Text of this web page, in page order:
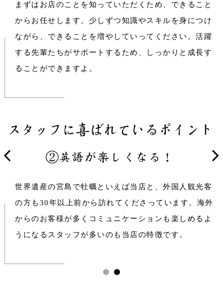
まずはお店のことを知っていただくため、できること
からお任せします。少しずつ知識やスキルを身につけ
ながら、できることを増やしていってください。活躍
する先輩たちがサポートするため、しっかりと成長す
ることができますよ。
世界遺産の宮島で牡蠣といえば当店と、外国人観光客
の方も30年以上前から訪れてくださっています。海外
からのお客様が多くコミュニケーションも楽しめるよ
うになるスタッフが多いのも当店の特徴です。